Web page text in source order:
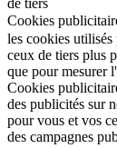
de tiers
Cookies
les cookies
ceux de tiers plus
que pour mesurer
Cookies
des publicités sur
pour vous et vos
des campagnes